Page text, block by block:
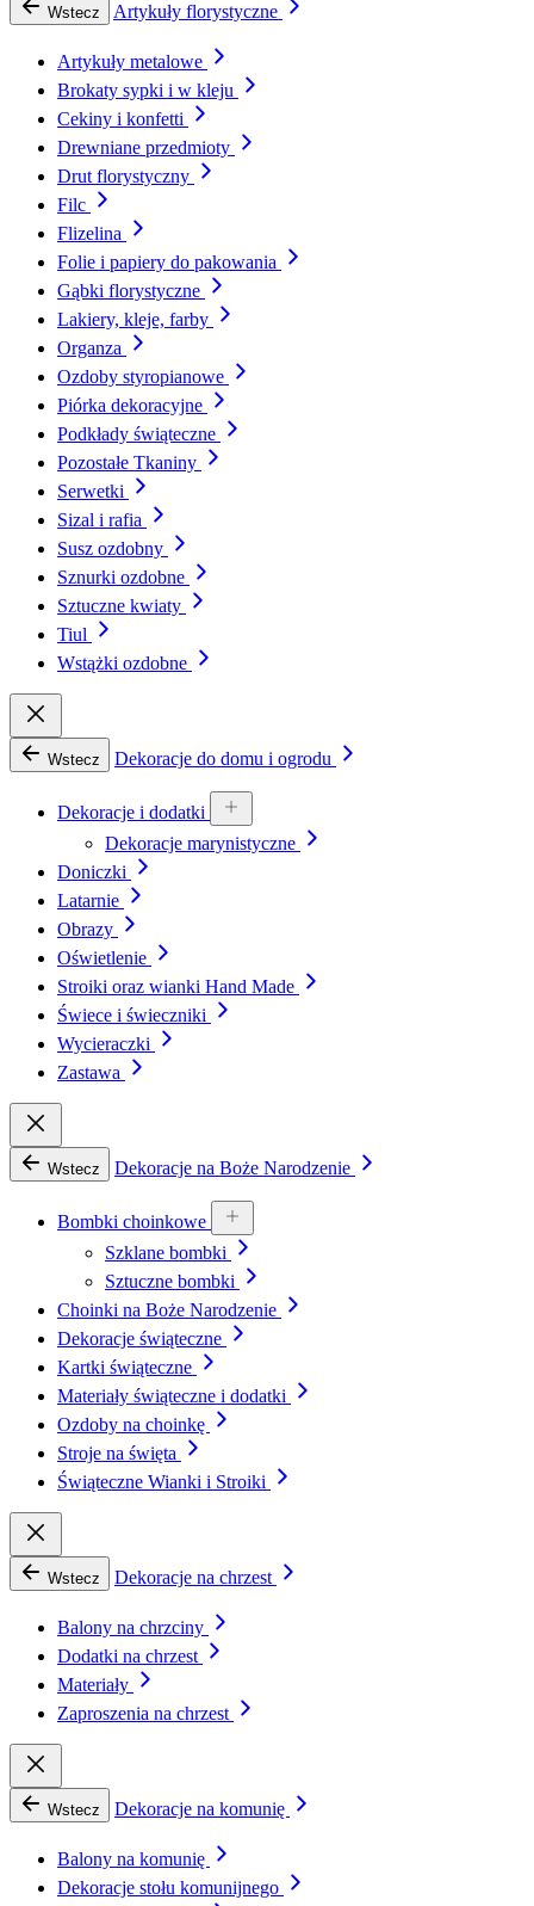
Wstecz Artykuły florystyczne
Artykuły metalowe
Brokaty sypki i w kleju
Cekiny i konfetti
Drewniane przedmioty
Drut florystyczny
Filc
Flizelina
Folie i papiery do pakowania
Gąbki florystyczne
Lakiery, kleje, farby
Organza
Ozdoby styropianowe
Piórka dekoracyjne
Podkłady świąteczne
Pozostałe Tkaniny
Serwetki
Sizal i rafia
Susz ozdobny
Sznurki ozdobne
Sztuczne kwiaty
Tiul
Wstążki ozdobne
Wstecz Dekoracje do domu i ogrodu
Dekoracje i dodatki
Dekoracje marynistyczne
Doniczki
Latarnie
Obrazy
Oświetlenie
Stroiki oraz wianki Hand Made
Świece i świeczniki
Wycieraczki
Zastawa
Wstecz Dekoracje na Boże Narodzenie
Bombki choinkowe
Szklane bombki
Sztuczne bombki
Choinki na Boże Narodzenie
Dekoracje świąteczne
Kartki świąteczne
Materiały świąteczne i dodatki
Ozdoby na choinkę
Stroje na święta
Świąteczne Wianki i Stroiki
Wstecz Dekoracje na chrzest
Balony na chrzciny
Dodatki na chrzest
Materiały
Zaproszenia na chrzest
Wstecz Dekoracje na komunię
Balony na komunię
Dekoracje stołu komunijnego